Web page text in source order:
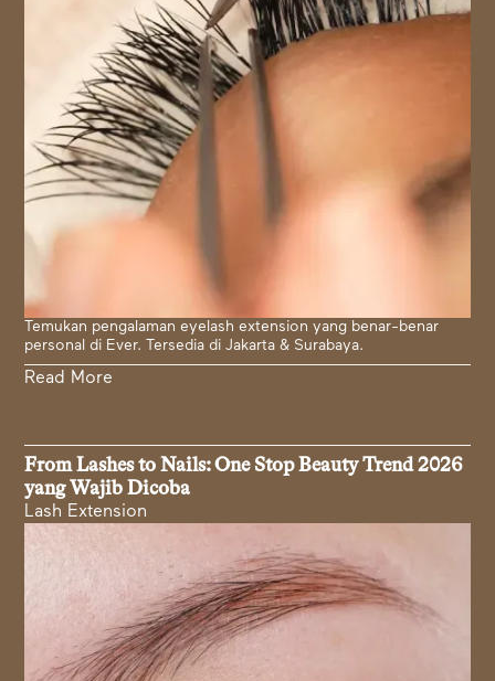
Temukan pengalaman eyelash extension yang benar-benar
personal di Ever. Tersedia di Jakarta & Surabaya.
Read More
From Lashes to Nails: One Stop Beauty Trend 2026
yang Wajib Dicoba
Lash Extension